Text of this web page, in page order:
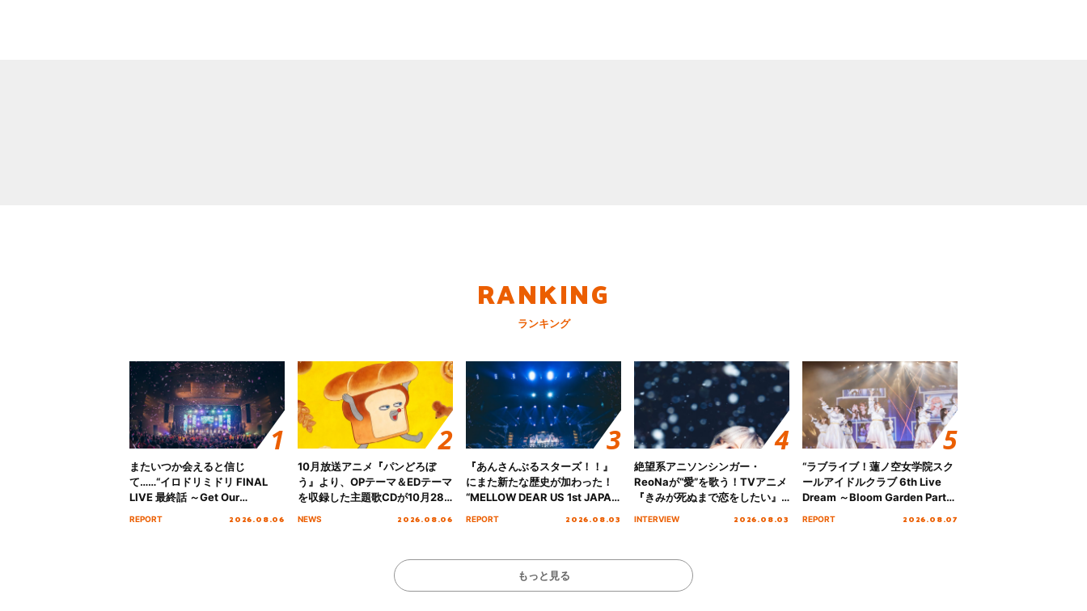
RANKING
ランキング
またいつか会えると信じ
て……“イロドリミドリ FINAL
LIVE 最終話 ～Get Our
REPORT 2026.08.06
10月放送アニメ『パンどろぼ
う』より、OPテーマ＆EDテーマ
を収録した主題歌CDが10月28
NEWS 2026.08.06
『あんさんぶるスターズ！！』
にまた新たな歴史が加わった！
“MELLOW DEAR US 1st JAPAN
REPORT 2026.08.03
絶望系アニソンシンガー・
ReoNaが“愛”を歌う！TVアニメ
『きみが死ぬまで恋をしたい』
INTERVIEW 2026.08.03
“ラブライブ！蓮ノ空女学院スク
ールアイドルクラブ 6th Live
Dream ～Bloom Garden Party
REPORT 2026.08.07
もっと見る